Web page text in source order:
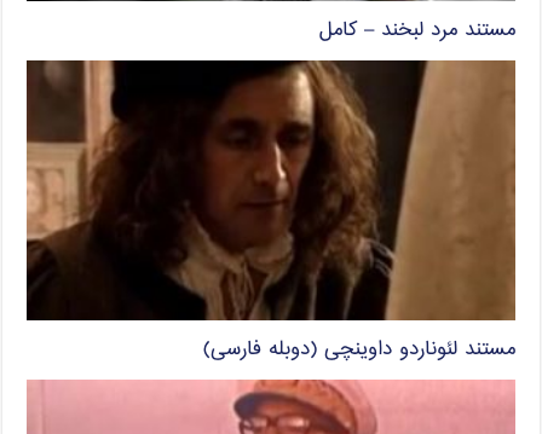
مستند مرد لبخند – کامل
مستند لئوناردو داوینچی (دوبله فارسی)